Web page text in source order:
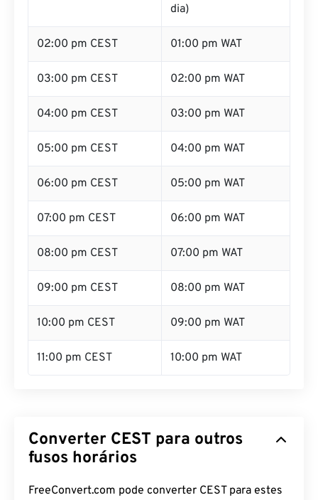
dia)
02:00 pm CEST 01:00 pm WAT
03:00 pm CEST 02:00 pm WAT
04:00 pm CEST 03:00 pm WAT
05:00 pm CEST 04:00 pm WAT
06:00 pm CEST 05:00 pm WAT
07:00 pm CEST 06:00 pm WAT
08:00 pm CEST 07:00 pm WAT
09:00 pm CEST 08:00 pm WAT
10:00 pm CEST 09:00 pm WAT
11:00 pm CEST 10:00 pm WAT
Converter CEST para outros
fusos horários
FreeConvert.com pode converter CEST para estes